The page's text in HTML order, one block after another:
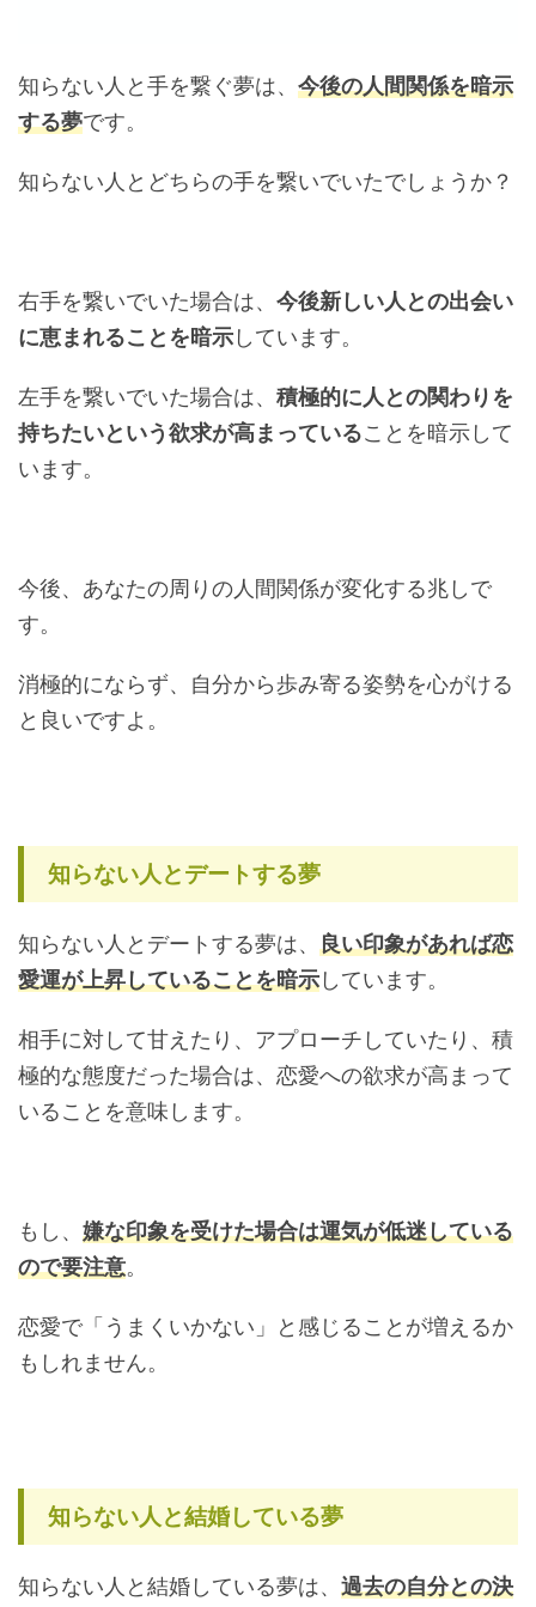
知らない人と手を繋ぐ夢は、 今後の人間関係を暗示
する夢です。
知らない人とどちらの手を繋いでいたでしょうか？
右手を繋いでいた場合は、 今後新しい人との出会い
に恵まれることを暗示しています。
左手を繋いでいた場合は、 積極的に人との関わりを
持ちたいという欲求が高まっていることを暗示して
います。
今後、あなたの周りの人間関係が変化する兆しで
す。
消極的にならず、自分から歩み寄る姿勢を心がける
と良いですよ。
知らない人とデートする夢
知らない人とデートする夢は、 良い印象があれば恋
愛運が上昇していることを暗示しています。
相手に対して甘えたり、アプローチしていたり、積
極的な態度だった場合は、恋愛への欲求が高まって
いることを意味します。
もし、 嫌な印象を受けた場合は運気が低迷している
ので要注意。
恋愛で「うまくいかない」と感じることが増えるか
もしれません。
知らない人と結婚している夢
知らない人と結婚している夢は、 過去の自分との決